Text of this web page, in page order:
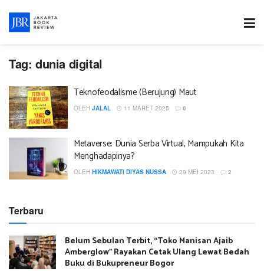
Tag: dunia digital
Teknofeodalisme (Berujung) Maut
OLEH JALAL 11 MARET 2025 0
Metaverse: Dunia Serba Virtual, Mampukah Kita
Menghadapinya?
OLEH HIKMAWATI DIYAS NUSSA 29 MEI 2023 2
Terbaru
Belum Sebulan Terbit, “Toko Manisan Ajaib
Amberglow” Rayakan Cetak Ulang Lewat Bedah
Buku di Bukupreneur Bogor